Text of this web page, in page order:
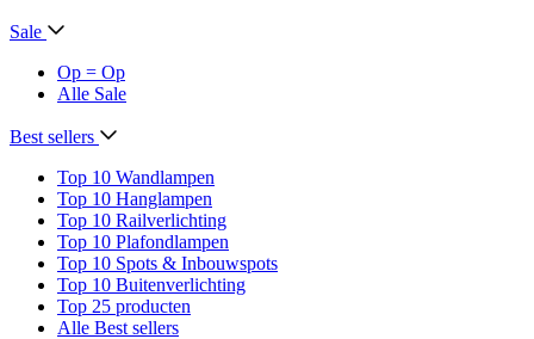
Sale
Op = Op
Alle Sale
Best sellers
Top 10 Wandlampen
Top 10 Hanglampen
Top 10 Railverlichting
Top 10 Plafondlampen
Top 10 Spots & Inbouwspots
Top 10 Buitenverlichting
Top 25 producten
Alle Best sellers